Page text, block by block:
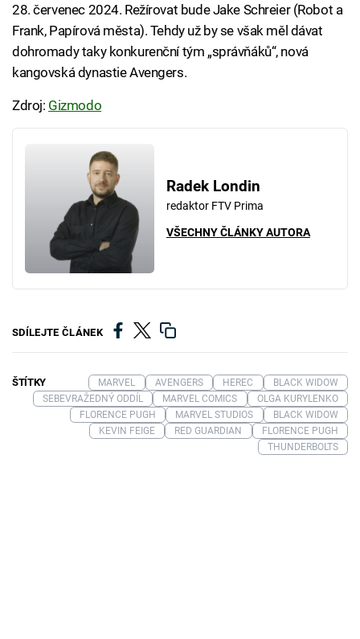
28. červenec 2024. Režírovat bude Jake Schreier (Robot a
Frank, Papírová města). Tehdy už by se však měl dávat
dohromady taky konkurenční tým „správňáků“, nová
kangovská dynastie Avengers.
Zdroj: Gizmodo
Radek Londin
redaktor FTV Prima
VŠECHNY ČLÁNKY AUTORA
SDÍLEJTE ČLÁNEK
ŠTÍTKY MARVEL AVENGERS HEREC
BLACK WIDOW
SEBEVRAŽEDNÝ ODDÍL
MARVEL COMICS
OLGA KURYLENKO
FLORENCE PUGH
MARVEL STUDIOS
BLACK WIDOW
KEVIN FEIGE
RED GUARDIAN
FLORENCE PUGH
THUNDERBOLTS